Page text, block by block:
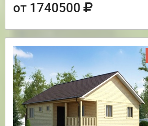
от 1740500